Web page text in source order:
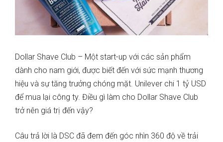
Dollar Shave Club – Một start-up với các sản phẩm
dành cho nam giới, được biết đến với sức mạnh thương
hiệu và sự tăng trưởng chóng mặt. Unilever chi 1 tỷ USD
để mua lại công ty. Điều gì làm cho Dollar Shave Club
trở nên giá trị đến vậy?
Câu trả lời là DSC đã đem đến góc nhìn 360 độ về trải